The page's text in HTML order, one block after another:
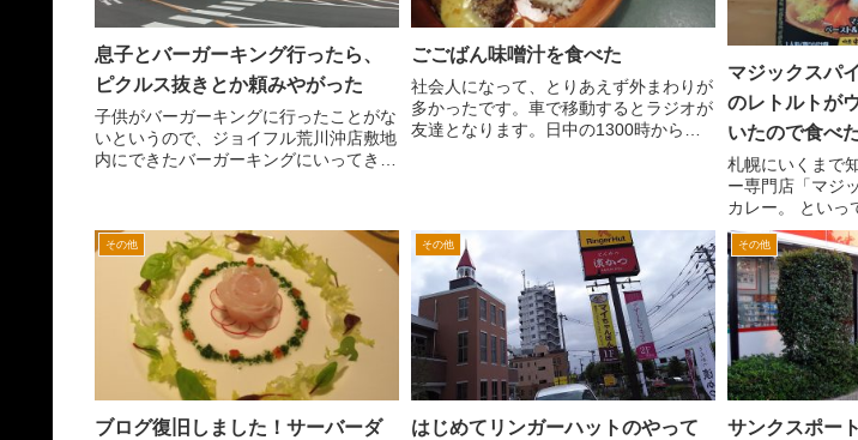
息子とバーガーキング行ったら、
ピクルス抜きとか頼みやがった
子供がバーガーキングに行ったことがな
いというので、ジョイフル荒川沖店敷地
内にできたバーガーキングにいってきま
らずそのままでした。 ...
ごごばん味噌汁を食べた
社会人になって、とりあえず外まわりが
多かったです。車で移動するとラジオが
友達となります。日中の1300時から
マジックスパ
のレトルトが
いたので食べ
札幌にいくまで
ー専門店「マジ
カレー。 といっ
とがなく、機会
たいとおもって
近所のウエルシ
っていました。
その他
ブログ復旧しました！サーバーダ
その他
はじめてリンガーハットのやって
その他
サンクスポ